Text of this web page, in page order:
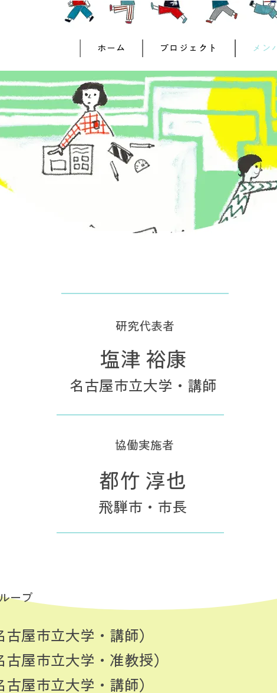
ホーム プロジェクト メン
研究代表者
塩津 裕康
名古屋市立大学・講師
協働実施者
都竹 淳也
飛騨市・市長
ープ
古屋市立大学・講師）
古屋市立大学・准教授）
古屋市立大学・講師）